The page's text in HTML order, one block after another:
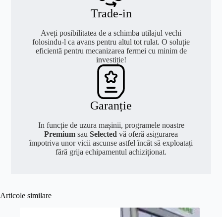
Trade-in
Aveți posibilitatea de a schimba utilajul vechi
folosindu-l ca avans pentru altul tot rulat. O soluție
eficientă pentru mecanizarea fermei cu minim de
investiție!
Garanție
In funcție de uzura mașinii, programele noastre
Premium sau Selected vă oferă asigurarea
împotriva unor vicii ascunse astfel încât să exploatați
fără grija echipamentul achiziționat.
Articole similare